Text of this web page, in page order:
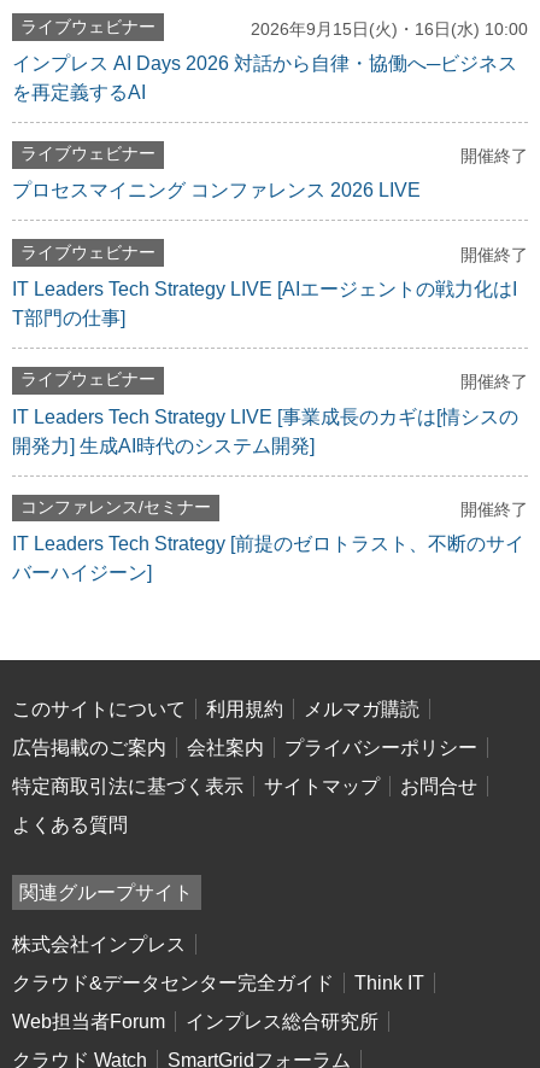
ライブウェビナー 2026年9月15日(火)・16日(水) 10:00
インプレス AI Days 2026 対話から自律・協働へ─ビジネス
を再定義するAI
ライブウェビナー 開催終了
プロセスマイニング コンファレンス 2026 LIVE
ライブウェビナー 開催終了
IT Leaders Tech Strategy LIVE [AIエージェントの戦力化はI
T部門の仕事]
ライブウェビナー 開催終了
IT Leaders Tech Strategy LIVE [事業成長のカギは[情シスの
開発力] 生成AI時代のシステム開発]
コンファレンス/セミナー 開催終了
IT Leaders Tech Strategy [前提のゼロトラスト、不断のサイ
バーハイジーン]
このサイトについて 利用規約
メルマガ購読
広告掲載のご案内
会社案内
プライバシーポリシー
特定商取引法に基づく表示
サイトマップ
お問合せ
よくある質問
関連グループサイト
株式会社インプレス
クラウド&データセンター完全ガイド
Think IT
Web担当者Forum
インプレス総合研究所
クラウド Watch
SmartGridフォーラム